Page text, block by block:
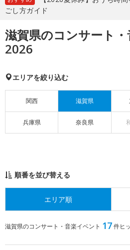
ごし方ガイド
滋賀県のコンサート
2026
エリアを絞り込む
関西 滋賀県
兵庫県 奈良県
順番を並び替える
エリア順
滋賀県のコンサート・音楽イベント 17件ヒ